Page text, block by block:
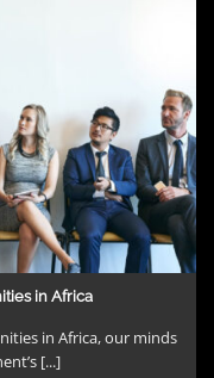
in Africa
in Africa, our minds
[...]